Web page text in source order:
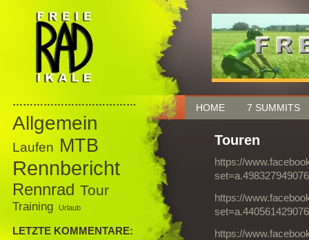
HOME 7 SUMMITS
Touren
https://
https://
https://
……………………………………
Allgemein
Laufen MTB
Rennbericht
Rennrad Tour
Training Urlaub
LETZTE KOMMENTARE: